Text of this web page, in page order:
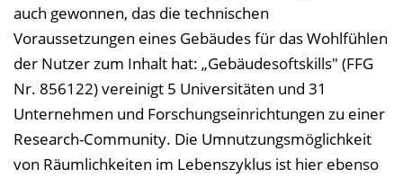
auch gewonnen, das die technischen
Voraussetzungen eines Gebäudes für das Wohlfühlen
der Nutzer zum Inhalt hat: „Gebäudesoftskills" (FFG
Nr. 856122) vereinigt 5 Universitäten und 31
Unternehmen und Forschungseinrichtungen zu einer
Research-Community. Die Umnutzungsmöglichkeit
von Räumlichkeiten im Lebenszyklus ist hier ebenso